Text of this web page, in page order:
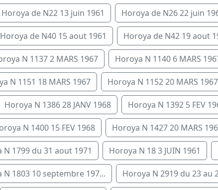
Horoya de N22 13 juin 1961 Horoya de N26 22 juin
Horoya de N40 15 aout 1961 Horoya de N42 19 aout
N 1137 2 MARS 1967 Horoya N 1140 6 MARS
N 1151 18 MARS 1967 Horoya N 1152 20 MARS 1967
Horoya N 1386 28 JANV 1968 Horoya N 1392 5 FEV
N 1400 15 FEV 1968 Horoya N 1427 20 MARS
N 1799 du 31 aout 1971 Horoya N 18 3 JUIN 1961
N 1803 10 septembre 197... Horoya N 2919 du 23 au